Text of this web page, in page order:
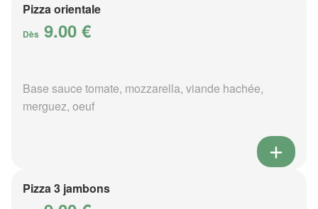
Pizza orientale
Dès 9.00 €
Base sauce tomate, mozzarella, viande hachée,
merguez, oeuf
Pizza 3 jambons